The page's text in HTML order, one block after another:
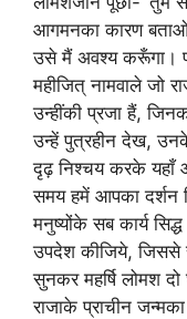
आगमनका कारण बताओ
उसे मैं अवश्य करूँगा।
महीजित् नामवाले जो
उन्हींकी प्रजा हैं,
उन्हें पुत्रहीन देख,
दृढ़ निश्चय करके यहाँ
समय हमें आपका दर्शन
मनुष्योंके सब कार्य
उपदेश कीजिये, जिससे
सुनकर महर्षि लोमश
राजाके प्राचीन